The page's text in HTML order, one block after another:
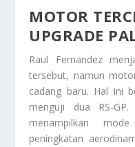
MOTOR
UPGRADE
Raul Fernandez
tersebut, namun
cadang baru. Hal ini
menguji dua RS-
menampilkan
peningkatan